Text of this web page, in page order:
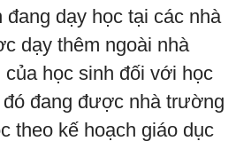
dạy học tại các nhà
dạy thêm ngoài nhà
học sinh đối với học
đang được nhà trường
theo kế hoạch giáo dục